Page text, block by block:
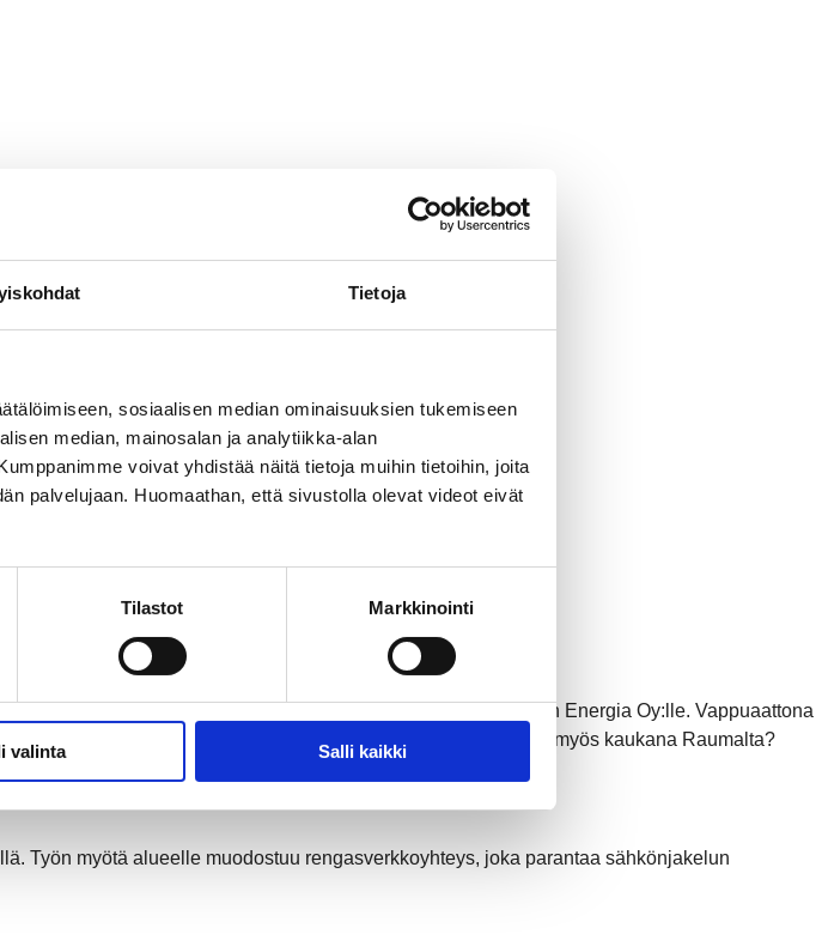
Tietoja
sosiaalisen median ominaisuuksien tukemiseen
median, mainosalan ja analytiikka-alan
voivat yhdistää näitä tietoja muihin tietoihin, joita
palvelujaan. Huomaathan, että sivustolla olevat videot eivät
Tilastot Markkinointi
valinta Salli kaikki
Kokemäen Sähkö Oy myi sähköntuotanto-osuutensa Rauman Energia Oy:lle. Vappuaattona
tämä tarkoittaa käytännössä – ja miksi sähköntuotantoa on myös kaukana Raumalta?
Työn myötä alueelle muodostuu rengasverkkoyhteys, joka parantaa sähkönjakelun